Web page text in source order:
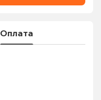
Оплата